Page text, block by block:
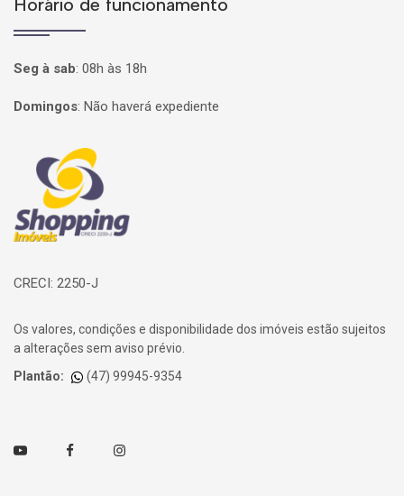
Seg à sab: 08h às 18h
Domingos: Não haverá expediente
Página inicial
CRECI: 2250-J
Os valores, condições e disponibilidade dos imóveis estão sujeitos
a alterações sem aviso prévio.
Plantão:
(47) 99945-9354
Youtube FacebookInstagram